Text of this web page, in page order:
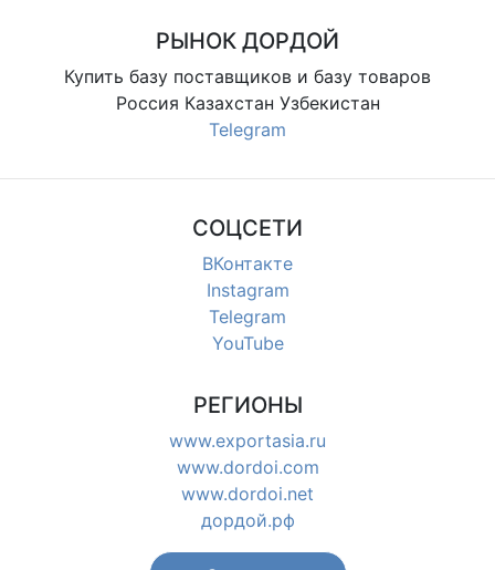
РЫНОК ДОРДОЙ
Купить базу поставщиков и базу товаров
Россия Казахстан Узбекистан
Telegram
СОЦСЕТИ
ВКонтакте
Instagram
Telegram
YouTube
РЕГИОНЫ
www.exportasia.ru
www.dordoi.com
www.dordoi.net
дордой.рф